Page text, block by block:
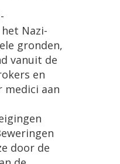
-
het Nazi-
gronden,
vanuit de
en
medici aan
door de